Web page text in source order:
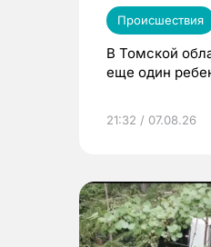
Происшествия
В Томской
еще один
21:32 / 07.08.26